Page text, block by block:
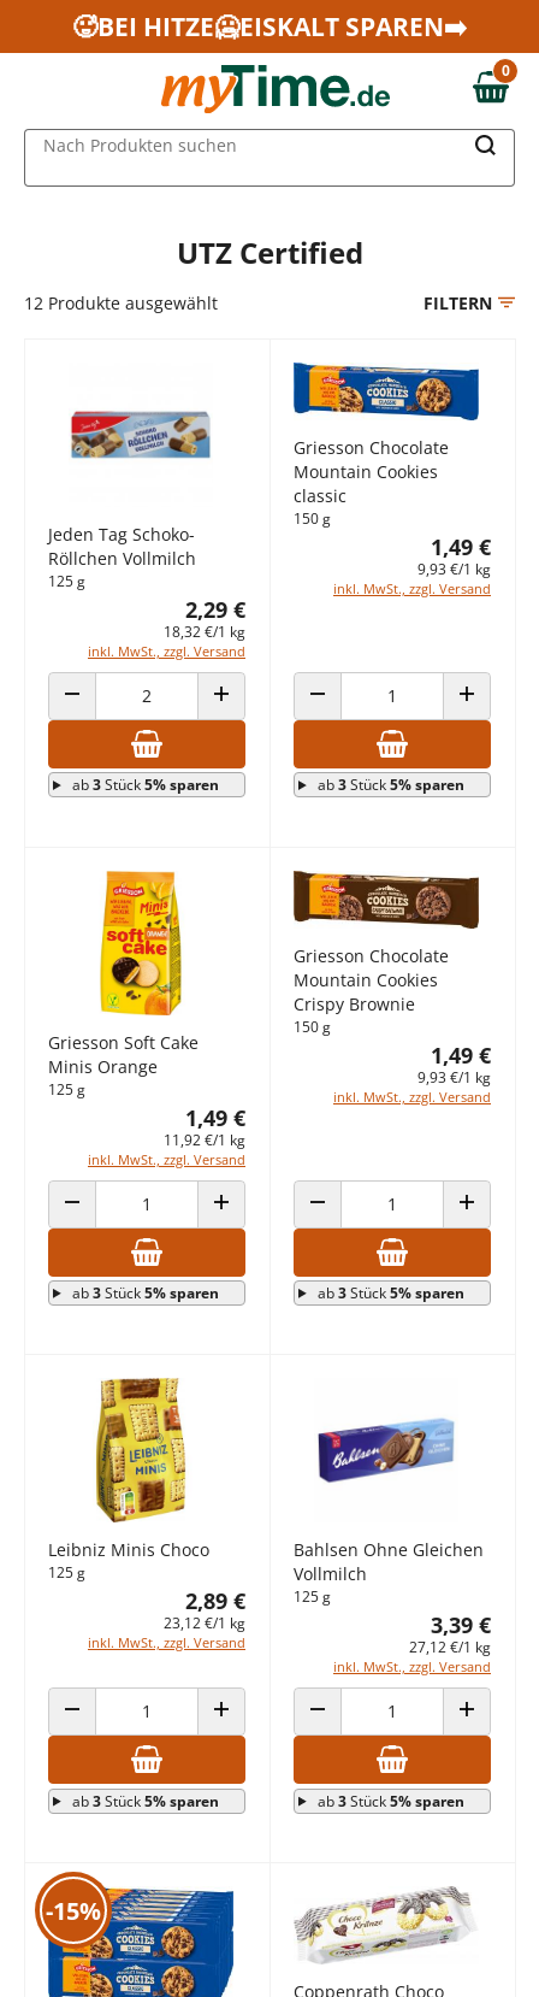
Zum Hauptinhalt springen
Zur Navigation springen
Zur Suche springen
🥵BEI HITZE🥶EISKALT SPAREN➡️
0,00 €
0
Nach Produkten suchen
UTZ Certified
12 Produkte ausgewählt FILTERN
Jeden Tag Schoko-
Röllchen Vollmilch
125 g
2,29 €
18,32 €/1 kg
inkl. MwSt., zzgl. Versand
ANZAHL VERRINGERN ANZAHL ERHÖHEN
ab3Stück5% sparen
Griesson Chocolate
Mountain Cookies
classic
150 g
1,49 €
9,93 €/1 kg
inkl. MwSt., zzgl. Versand
ANZAHL VERRINGERN ANZAHL
ab3Stück5% sparen
Griesson Soft Cake
Minis Orange
125 g
1,49 €
11,92 €/1 kg
inkl. MwSt., zzgl. Versand
ANZAHL VERRINGERN ANZAHL ERHÖHEN
ab3Stück5% sparen
Griesson Chocolate
Mountain Cookies
Crispy Brownie
150 g
1,49 €
9,93 €/1 kg
inkl. MwSt., zzgl. Versand
ANZAHL VERRINGERN ANZAHL
ab3Stück5% sparen
Leibniz Minis Choco
125 g
2,89 €
23,12 €/1 kg
inkl. MwSt., zzgl. Versand
ANZAHL VERRINGERN ANZAHL ERHÖHEN
ab3Stück5% sparen
Bahlsen Ohne Gleichen
Vollmilch
125 g
3,39 €
27,12 €/1 kg
inkl. MwSt., zzgl. Versand
ANZAHL VERRINGERN ANZAHL
ab3Stück5% sparen
-15%
Coppenrath Choco